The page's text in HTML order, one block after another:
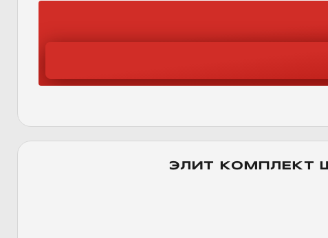
ЭЛИТ КОМПЛЕКТ